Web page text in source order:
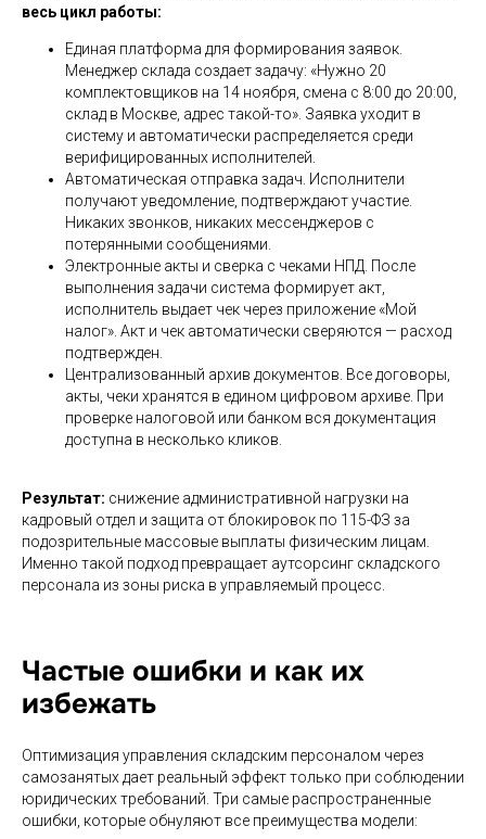
весь цикл работы:
Единая платформа для формирования заявок.
Менеджер склада создает задачу: «Нужно 20
комплектовщиков на 14 ноября, смена с 8:00 до 20:00,
склад в Москве, адрес такой-то». Заявка уходит в
систему и автоматически распределяется среди
верифицированных исполнителей.
Автоматическая отправка задач. Исполнители
получают уведомление, подтверждают участие.
Никаких звонков, никаких мессенджеров с
потерянными сообщениями.
Электронные акты и сверка с чеками НПД. После
выполнения задачи система формирует акт,
исполнитель выдает чек через приложение «Мой
налог». Акт и чек автоматически сверяются — расход
подтвержден.
Централизованный архив документов. Все договоры,
акты, чеки хранятся в едином цифровом архиве. При
проверке налоговой или банком вся документация
доступна в несколько кликов.
Результат: снижение административной нагрузки на
кадровый отдел и защита от блокировок по 115-ФЗ за
подозрительные массовые выплаты физическим лицам.
Именно такой подход превращает аутсорсинг складского
персонала из зоны риска в управляемый процесс.
Частые ошибки и как их
избежать
Оптимизация управления складским персоналом через
самозанятых дает реальный эффект только при соблюдении
юридических требований. Три самые распространенные
ошибки, которые обнуляют все преимущества модели: